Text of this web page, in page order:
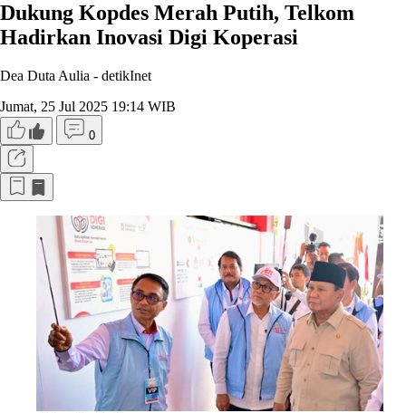
Dukung Kopdes Merah Putih, Telkom
Hadirkan Inovasi Digi Koperasi
Dea Duta Aulia - detikInet
Jumat, 25 Jul 2025 19:14 WIB
0